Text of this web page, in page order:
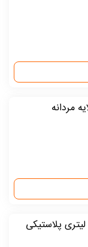
مردانه
کالسکه فروشگاهی 100 لیتری پلاستیکی